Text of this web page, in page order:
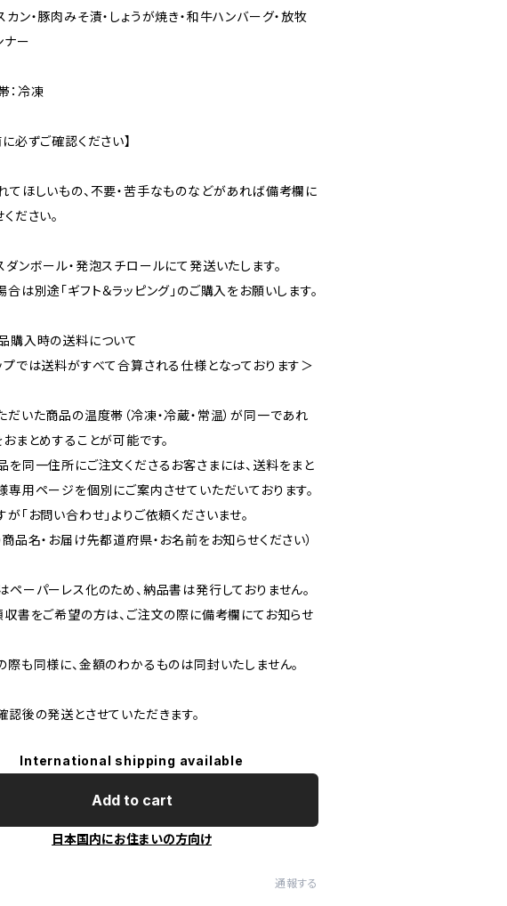
カン・豚肉みそ漬・しょうが焼き・和牛ハンバーグ・放牧
ナー
：冷凍
に必ずご確認ください】
てほしいもの、不要・苦手なものなどがあれば備考欄に
ださい。
ダンボール・発泡スチロールにて発送いたします。
は別途「ギフト＆ラッピング」のご購入をお願いします。
購入時の送料について
プでは送料がすべて合算される仕様となっております＞
だいた商品の温度帯（冷凍・冷蔵・常温）が同一であれ
おまとめすることが可能です。
を同一住所にご注文くださるお客さまには、送料をまと
専用ページを個別にご案内させていただいております。
が「お問い合わせ」よりご依頼くださいませ。
商品名・お届け先都道府県・お名前をお知らせください）
ペーパーレス化のため、納品書は発行しておりません。
収書をご希望の方は、ご注文の際に備考欄にてお知らせ
際も同様に、金額のわかるものは同封いたしません。
認後の発送とさせていただきます。
International shipping available
Add to cart
日本国内にお住まいの方向け
通報する